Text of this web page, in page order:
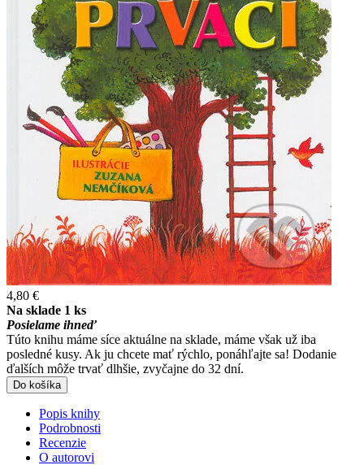
4,80 €
Na sklade 1 ks
Posielame ihneď
Túto knihu máme síce aktuálne na sklade, máme však už iba
posledné kusy. Ak ju chcete mať rýchlo, ponáhľajte sa! Dodanie
ďalších môže trvať dlhšie, zvyčajne do 32 dní.
Do košíka
Popis knihy
Podrobnosti
Recenzie
O autorovi